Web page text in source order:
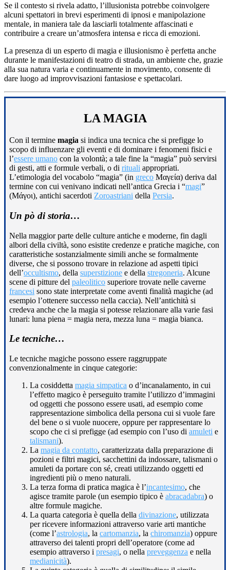
Se il contesto si rivela adatto, l’illusionista potrebbe coinvolgere
alcuni spettatori in brevi esperimenti di ipnosi e manipolazione
mentale, in maniera tale da lasciarli totalmente affascinati e
contribuire a creare un’atmosfera intensa e ricca di emozioni.
La presenza di un esperto di magia e illusionismo è perfetta anche
durante le manifestazioni di teatro di strada, un ambiente che, grazie
alla sua natura varia e continuamente in movimento, consente di
dare luogo ad improvvisazioni fantasiose e spettacolari.
LA MAGIA
Con il termine magia si indica una tecnica che si prefigge lo
scopo di influenzare gli eventi e di dominare i fenomeni fisici e
l’essere umano con la volontà; a tale fine la “magia” può servirsi
di gesti, atti e formule verbali, o di rituali appropriati.
L’etimologia del vocabolo “magia” (in greco Μαγεία) deriva dal
termine con cui venivano indicati nell’antica Grecia i “magi”
(Μάγοι), antichi sacerdoti Zoroastriani della Persia.
Un pò di storia…
Nella maggior parte delle culture antiche e moderne, fin dagli
albori della civiltà, sono esistite credenze e pratiche magiche, con
caratteristiche sostanzialmente simili anche se formalmente
diverse, che si possono trovare in relazione ad aspetti tipici
dell’occultismo, della superstizione e della stregoneria. Alcune
scene di pitture del paleolitico superiore trovate nelle caverne
francesi sono state interpretate come aventi finalità magiche (ad
esempio l’ottenere successo nella caccia). Nell’antichità si
credeva anche che la magia si potesse relazionare alla varie fasi
lunari: luna piena = magia nera, mezza luna = magia bianca.
Le tecniche…
Le tecniche magiche possono essere raggruppate
convenzionalmente in cinque categorie:
La cosiddetta magia simpatica o d’incanalamento, in cui
l’effetto magico è perseguito tramite l’utilizzo d’immagini
od oggetti che possono essere usati, ad esempio come
rappresentazione simbolica della persona cui si vuole fare
del bene o si vuole nuocere, oppure per rappresentare lo
scopo che ci si prefigge (ad esempio con l’uso di amuleti e
talismani).
La magia da contatto, caratterizzata dalla preparazione di
pozioni e filtri magici, sacchettini da indossare, talismani o
amuleti da portare con sé, creati utilizzando oggetti ed
ingredienti più o meno naturali.
La terza forma di pratica magica è l’incantesimo, che
agisce tramite parole (un esempio tipico è abracadabra) o
altre formule magiche.
La quarta categoria è quella della divinazione, utilizzata
per ricevere informazioni attraverso varie arti mantiche
(come l’astrologia, la cartomanzia, la chiromanzia) oppure
attraverso dei talenti propri dell’operatore (come ad
esempio attraverso i presagi, o nella preveggenza e nella
medianicità).